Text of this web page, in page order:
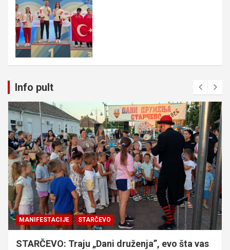
Info pult
MANIFESTACIJE STARČEVO
STARČEVO: Traju „Dani druženja”, evo šta vas